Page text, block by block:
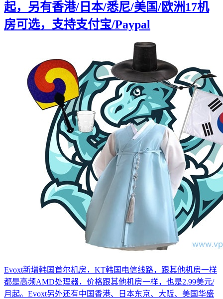
起，另有香港/日本/悉尼/美国/欧洲17机
房可选，支持支付宝/Paypal
Evoxt新增韩国首尔机房，KT韩国电信线路，跟其他机房一样
都是高频AMD处理器，价格跟其他机房一样，也是2.99美元/
月起。Evoxt另外还有中国香港、日本东京、大阪、美国华盛